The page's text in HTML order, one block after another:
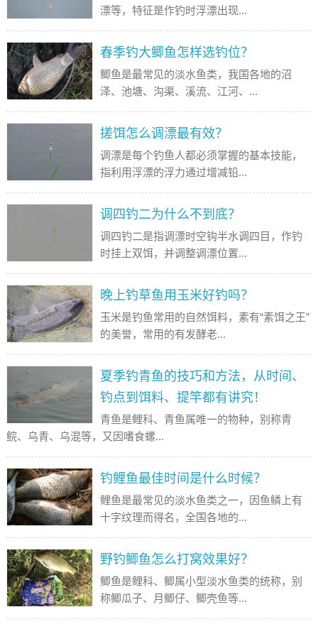
漂等，特征是作钓时浮漂出现...
春季钓大鲫鱼怎样选钓位？
鲫鱼是最常见的淡水鱼类，我国各地的沼
泽、池塘、沟渠、溪流、江河、...
搓饵怎么调漂最有效？
调漂是每个钓鱼人都必须掌握的基本技能，
指利用浮漂的浮力通过增减铅...
调四钓二为什么不到底？
调四钓二是指调漂时空钩半水调四目，作钓
时挂上双饵，并调整调漂位置...
晚上钓草鱼用玉米好钓吗？
玉米是钓鱼常用的自然饵料，素有“素饵之王”
的美誉，常用的有发酵老...
夏季钓青鱼的技巧和方法，从时间、
钓点到饵料、提竿都有讲究！
青鱼是鲤科、青鱼属唯一的物种，别称青
鲩、乌青、乌混等，又因嗜食螺...
钓鲤鱼最佳时间是什么时候？
鲤鱼是最常见的淡水鱼类之一，因鱼鳞上有
十字纹理而得名，全国各地的...
野钓鲫鱼怎么打窝效果好？
鲫鱼是鲤科、鲫属小型淡水鱼类的统称，别
称鲫瓜子、月鲫仔、鲫壳鱼等...